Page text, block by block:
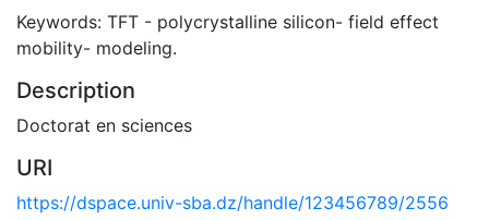
Keywords: TFT - polycrystalline silicon- field effect
mobility- modeling.
Description
Doctorat en sciences
URI
https://dspace.univ-sba.dz/handle/123456789/2556